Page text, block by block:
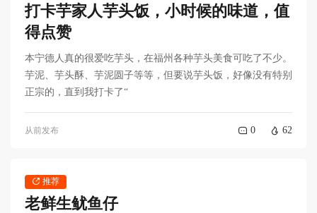
打卡芋家人芋头饭，小时候的味道，值
得点赞
本宁德人真的很爱吃芋头，在福州各种芋头美食可吃了不少。
芋泥、芋头酥、芋泥圆子等等，但要说芋头饭，好像没有特别
正宗的，直到我打卡了“
从前发布 0 62
推荐
老鲜生鱿鱼仔